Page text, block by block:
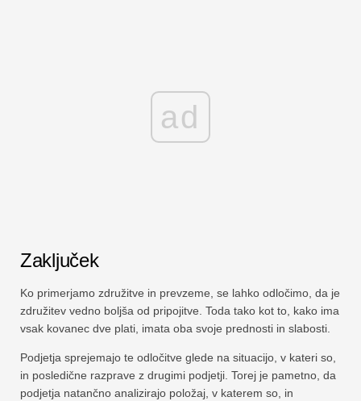
ad
Zaključek
Ko primerjamo združitve in prevzeme, se lahko odločimo, da je
združitev vedno boljša od pripojitve. Toda tako kot to, kako ima
vsak kovanec dve plati, imata oba svoje prednosti in slabosti.
Podjetja sprejemajo te odločitve glede na situacijo, v kateri so,
in posledične razprave z drugimi podjetji. Torej je pametno, da
podjetja natančno analizirajo položaj, v katerem so, in